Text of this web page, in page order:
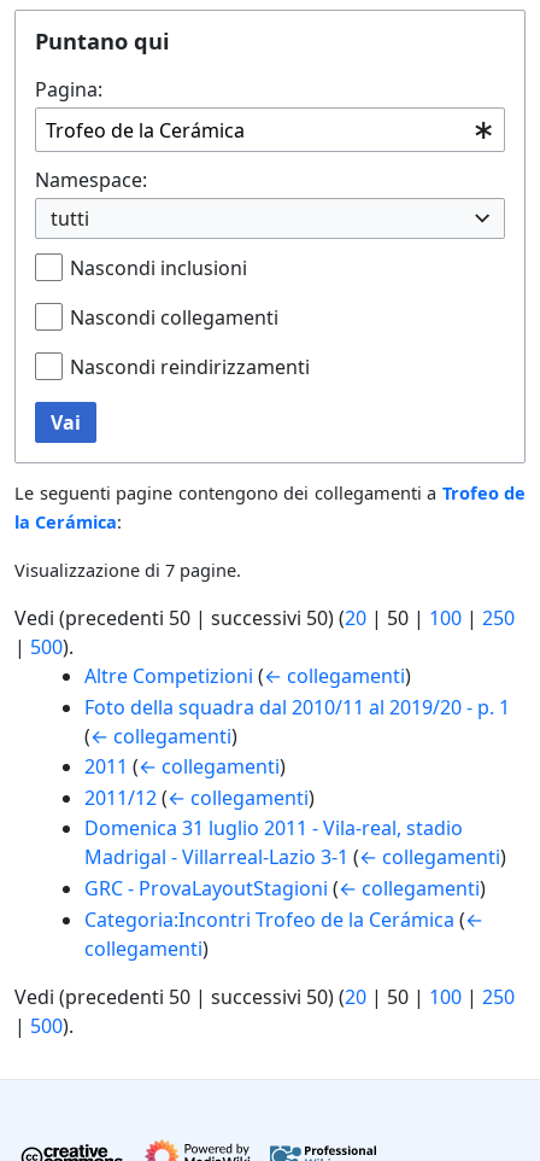
Puntano qui
Pagina:
Namespace:
tutti
Nascondi inclusioni
Nascondi collegamenti
Nascondi reindirizzamenti
Vai
Le seguenti pagine contengono dei collegamenti a Trofeo de
la Cerámica:
Visualizzazione di 7 pagine.
Vedi (precedenti 50 | successivi 50) (20 | 50 | 100 | 250
| 500).
Altre Competizioni (← collegamenti)
Foto della squadra dal 2010/11 al 2019/20 - p. 1
(← collegamenti)
2011 (← collegamenti)
2011/12 (← collegamenti)
Domenica 31 luglio 2011 - Vila-real, stadio
Madrigal - Villarreal-Lazio 3-1 (← collegamenti)
GRC - ProvaLayoutStagioni (← collegamenti)
Categoria:Incontri Trofeo de la Cerámica (←
collegamenti)
Vedi (precedenti 50 | successivi 50) (20 | 50 | 100 | 250
| 500).